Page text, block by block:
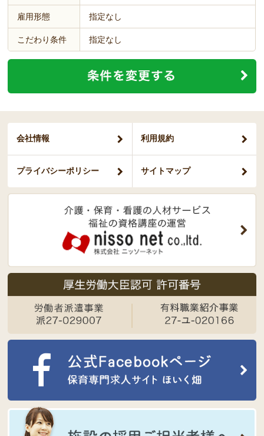
雇用形態 指定なし
こだわり条件 指定なし
会社情報 利用規約
プライバシーポリシー サイトマップ